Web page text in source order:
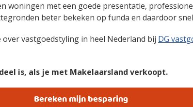
woningen met een goede presentatie,
beter bekeken op funda en daardoor
vastgoedstyling in heel Nederland bij DG
is, als je met Makelaarsland verkoopt.
Bereken mijn besparing